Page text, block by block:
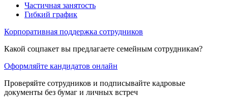
Частичная занятость
Гибкий график
Корпоративная поддержка сотрудников
Какой соцпакет вы предлагаете семейным сотрудникам?
Оформляйте кандидатов онлайн
Проверяйте сотрудников и подписывайте кадровые
документы без бумаг и личных встреч